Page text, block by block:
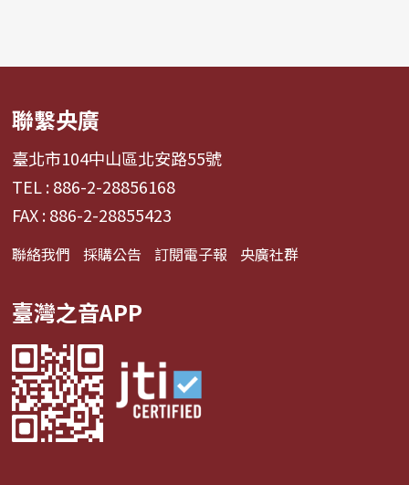
聯繫央廣
臺北市104中山區北安路55號
TEL : 886-2-28856168
FAX : 886-2-28855423
聯絡我們 採購公告 訂閱電子報 央廣社群
臺灣之音APP